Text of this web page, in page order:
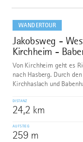
WANDERTOUR
1
Jakobsweg -
Kirchheim -
Von Kirchheim geht es
nach Hasberg. Durch
Kirchhaslach und
DISTANZ
24,2 km
AUFSTIEG
259 m
dazu